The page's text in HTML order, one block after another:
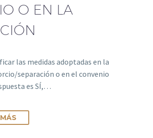
O EN LA
las medidas adoptadas en la
separación o en el convenio
es SÍ,…